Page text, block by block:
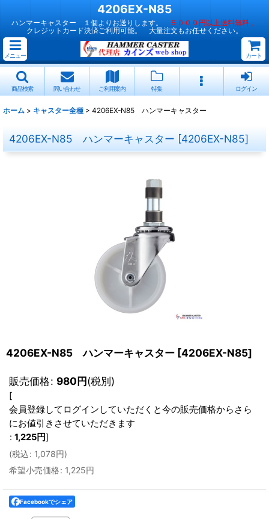
4206EX-N85
ハンマーキャスター １個よりお送りします。
５０００円以上送料無料 。
クレジットカード決済ご利用可能。 大量注文もお任せください。
メニュー カート
商品検索 問い合わせ ご利用案内 特集 ログイン
ホーム > キャスター全種 > 4206EX-N85 ハンマーキャスター
4206EX-N85 ハンマーキャスター [4206EX-N85]
4206EX-N85 ハンマーキャスター [4206EX-N85]
販売価格: 980円(税別)
[
会員登録してログインしていただくと今の販売価格からさら
にお値引きさせていただきます
: 1,225円]
(税込: 1,078円)
希望小売価格: 1,225円
Facebookでシェア